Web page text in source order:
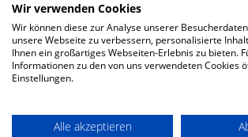
SOCIAL MEDIA
Wir verwenden Cookies
Wir können diese zur Analyse unserer
unsere Webseite zu verbessern, personalisierte
Ihnen ein großartiges Webseiten-Erlebnis zu bieten.
Informationen zu den von uns verwendeten Cookies
Einstellungen.
Alle akzeptieren